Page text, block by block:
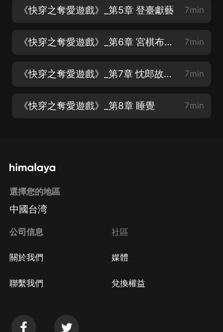
《快穿之奪愛遊戲》_第5章 登臺獻藝 7min
《快穿之奪愛遊戲》_第6章 宮棋布局不依經 7min
《快穿之奪愛遊戲》_第7章 忱郎故相惱 7min
《快穿之奪愛遊戲》_第8章 睡覺 7min
選擇您的地區
中國台湾
公司信息
關於我們
聯繫我們
社區
媒體
兌換權益